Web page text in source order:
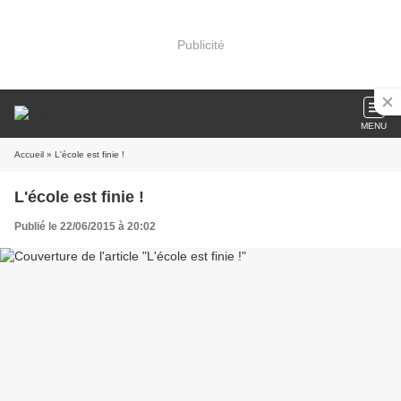
Publicité
MENU
Accueil » L'école est finie !
L'école est finie !
Publié le 22/06/2015 à 20:02